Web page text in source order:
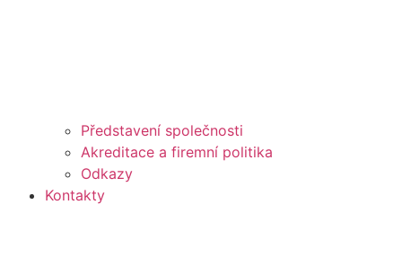
Představení společnosti
Akreditace a firemní politika
Odkazy
Kontakty